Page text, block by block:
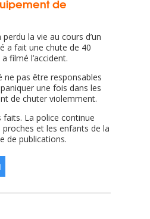
de
la vie au cours d’un
a fait une chute de 40
filmé l’accident.
ne pas être responsables
une fois dans les
de chuter violemment.
faits. La police continue
et les enfants de la
de publications.